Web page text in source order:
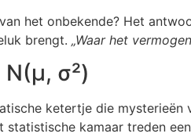
het onbekende? Het
brengt. „Waar het
σ²)
ketertje die
kamaar treden